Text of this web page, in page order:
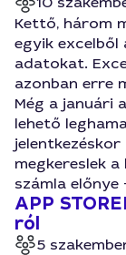
Kettő, három
egyik excelből
adatokat.
azonban erre
Még a januári
lehető
megkereslek a
számla előnye
APP
ról
5